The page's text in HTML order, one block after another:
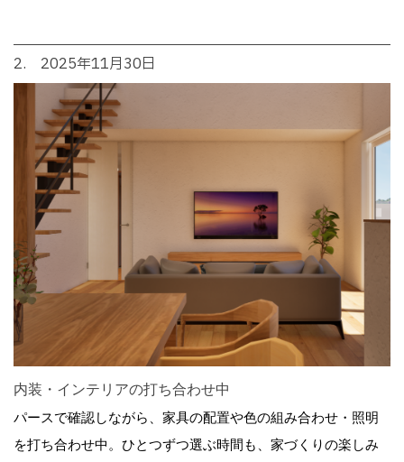
2. 2025年11月30日
内装・インテリアの打ち合わせ中
パースで確認しながら、家具の配置や色の組み合わせ・照明
を打ち合わせ中。ひとつずつ選ぶ時間も、家づくりの楽しみ